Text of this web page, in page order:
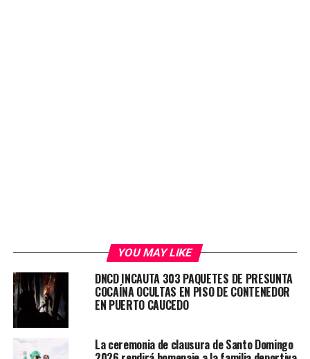
YOU MAY LIKE
DNCD INCAUTA 303 PAQUETES DE PRESUNTA
COCAÍNA OCULTAS EN PISO DE CONTENEDOR
EN PUERTO CAUCEDO
La ceremonia de clausura de Santo Domingo